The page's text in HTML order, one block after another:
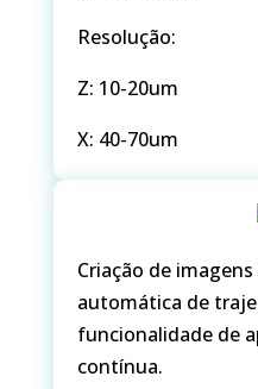
Resolução:​
Z: 10-20um​
X: 40-70um
Criação de
automática de
funcionalidade de
contínua.